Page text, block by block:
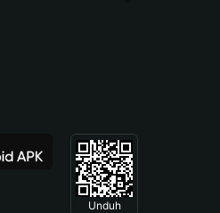
Unduh